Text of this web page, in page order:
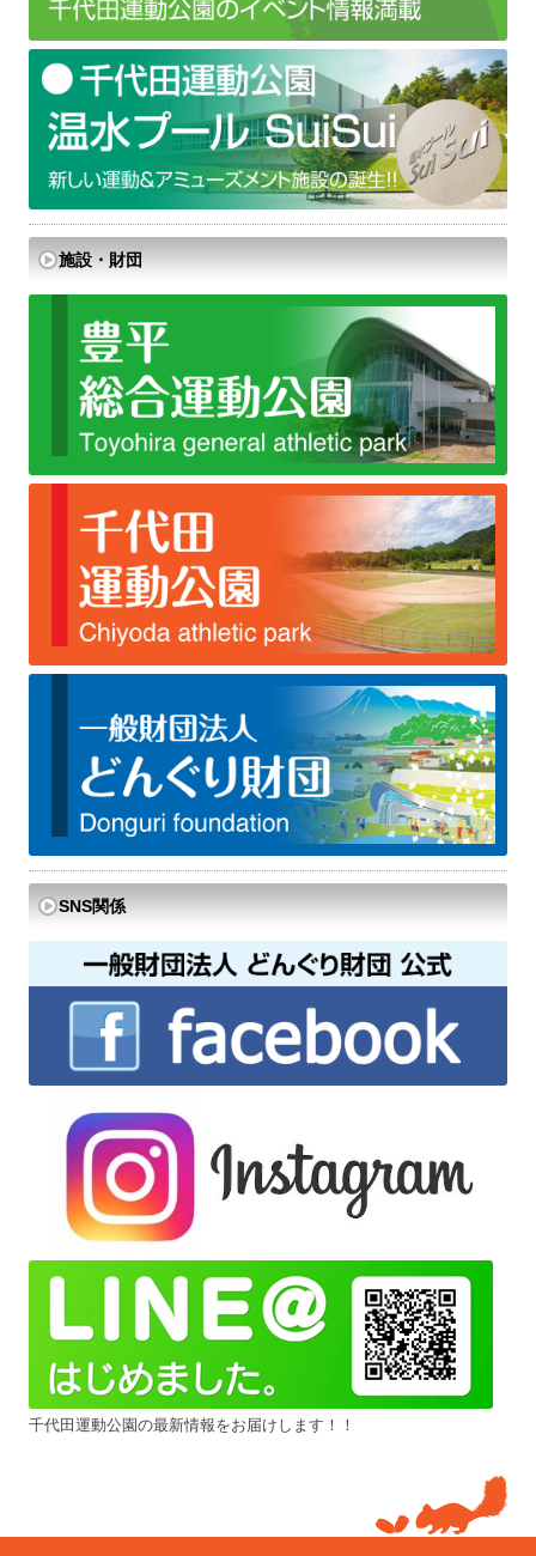
施設・財団
SNS関係
千代田運動公園の最新情報をお届けします！！